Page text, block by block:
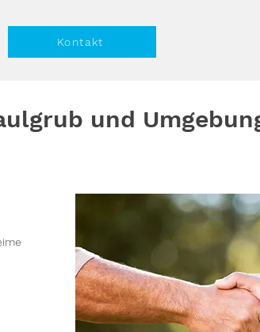
Kontakt
und